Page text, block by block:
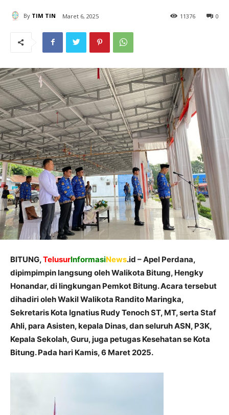
By TIM TIN Maret 6, 2025 0
11376
BITUNG,TelusurInformasiNews.id – Apel Perdana,
dipimpimpin langsung oleh Walikota Bitung, Hengky
Honandar, di lingkungan Pemkot Bitung. Acara tersebut
dihadiri oleh Wakil Walikota Randito Maringka,
Sekretaris Kota Ignatius Rudy Tenoch ST, MT, serta Staf
Ahli, para Asisten, kepala Dinas, dan seluruh ASN, P3K,
Kepala Sekolah, Guru, juga petugas Kesehatan se Kota
Bitung. Pada hari Kamis, 6 Maret 2025.